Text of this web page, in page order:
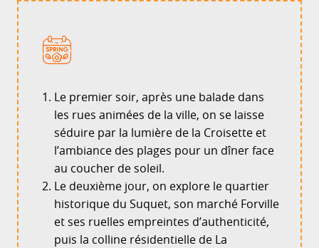
Le premier soir, après une balade dans
les rues animées de la ville, on se laisse
séduire par la lumière de la Croisette et
l’ambiance des plages pour un dîner face
au coucher de soleil.
Le deuxième jour, on explore le quartier
historique du Suquet, son marché Forville
et ses ruelles empreintes d’authenticité,
puis la colline résidentielle de La